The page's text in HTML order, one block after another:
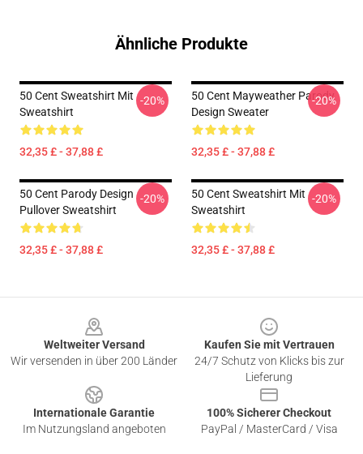
Ähnliche Produkte
50 Cent Sweatshirt Mit
Sweatshirt
32,35 £ - 37,88 £
-20%
50 Cent Mayweather Parody
Design Sweater
32,35 £ - 37,88 £
-20%
50 Cent Parody Design
Pullover Sweatshirt
32,35 £ - 37,88 £
-20%
50 Cent Sweatshirt Mit
Sweatshirt
32,35 £ - 37,88 £
-20%
Weltweiter Versand
Wir versenden in über 200 Länder
Kaufen Sie mit Vertrauen
24/7 Schutz von Klicks bis zur
Lieferung
Internationale Garantie
Im Nutzungsland angeboten
100% Sicherer Checkout
PayPal / MasterCard / Visa